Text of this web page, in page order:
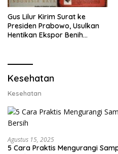
Gus Lilur Kirim Surat ke
Presiden Prabowo, Usulkan
Hentikan Ekspor Benih
Kesehatan
Kesehatan
Agustus 15, 2025
5 Cara Praktis Mengurangi